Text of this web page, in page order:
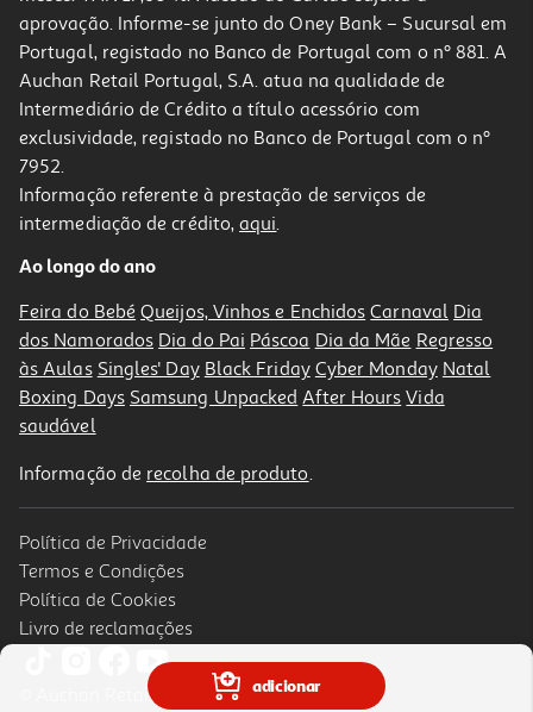
adicionar
-25%
Champô Stop Piolhos Tratamento 200ml
17.89 €/un
17,89 €
Promoção
Champô Paranix Tratamento Com Pente 200ml
aprovação. Informe-se junto do Oney Bank – Sucursal em
Portugal, registado no Banco de Portugal com o nº 881. A
Auchan Retail Portugal, S.A. atua na qualidade de
Intermediário de Crédito a título acessório com
exclusividade, registado no Banco de Portugal com o nº
7952.
Informação referente à prestação de serviços de
intermediação de crédito,aqui.
Ao longo do ano
Feira do Bebé Queijos, Vinhos e Enchidos Carnaval Dia
dos Namorados Dia do Pai Páscoa Dia da Mãe Regresso
às Aulas Singles' Day Black Friday Cyber Monday Natal
Boxing Days Samsung Unpacked After Hours Vida
saudável
Informação de recolha de produto.
Política de Privacidade
Termos e Condições
Política de Cookies
Livro de reclamações
© Auchan Retail Portugal